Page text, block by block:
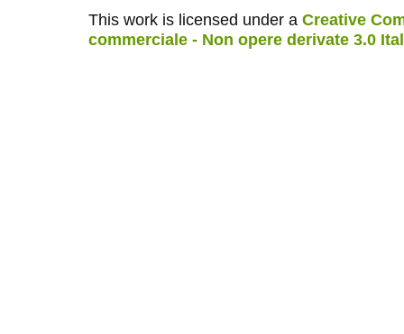
This work is licensed under a Creative
commerciale - Non opere derivate 3.0